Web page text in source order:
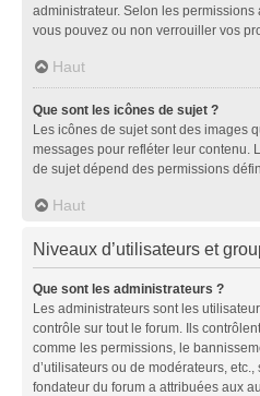
administrateur. Selon les permissions
vous pouvez ou non verrouiller vos
Haut
Que sont les icônes de sujet ?
Les icônes de sujet sont des images
messages pour refléter leur contenu.
de sujet dépend des permissions
Haut
Niveaux d’utilisateurs et
Que sont les administrateurs ?
Les administrateurs sont les
contrôle sur tout le forum. Ils
comme les permissions, le
d’utilisateurs ou de modérateurs,
fondateur du forum a attribuées aux